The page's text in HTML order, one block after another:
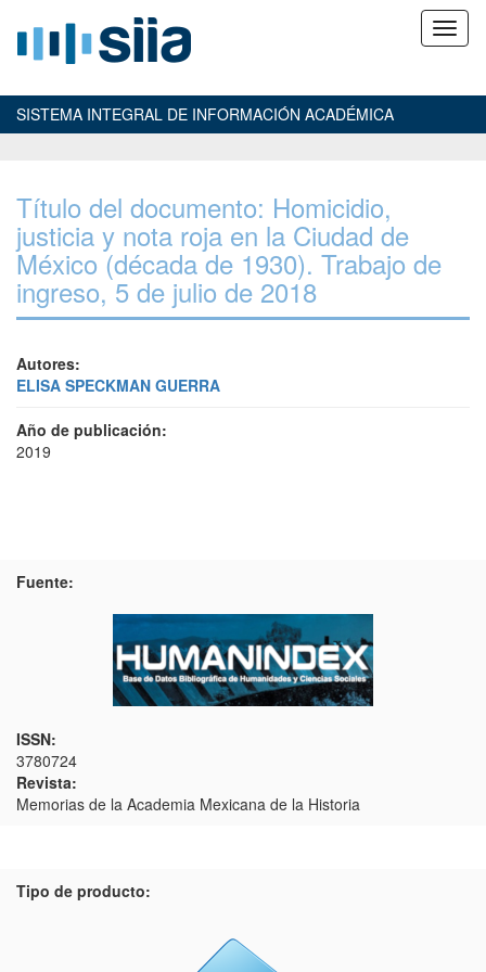
SISTEMA INTEGRAL DE INFORMACIÓN ACADÉMICA
Título del documento: Homicidio,
justicia y nota roja en la Ciudad de
México (década de 1930). Trabajo de
ingreso, 5 de julio de 2018
Autores:
ELISA SPECKMAN GUERRA
Año de publicación:
2019
Fuente:
ISSN:
3780724
Revista:
Memorias de la Academia Mexicana de la Historia
Tipo de producto: